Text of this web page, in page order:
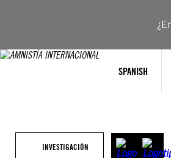
SPANISH
INVESTIGACIÓN